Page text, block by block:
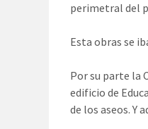
perimetral del
Esta obras se
Por su parte la
edificio de
de los aseos. Y